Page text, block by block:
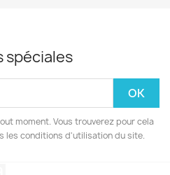
spéciales
moment. Vous trouverez pour cela
les conditions d'utilisation du site.